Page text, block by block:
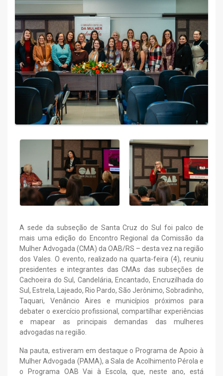
A sede da subseção de Santa Cruz do Sul foi palco de
mais uma edição do Encontro Regional da Comissão da
Mulher Advogada (CMA) da OAB/RS – desta vez na região
dos Vales. O evento, realizado na quarta-feira (4), reuniu
presidentes e integrantes das CMAs das subseções de
Cachoeira do Sul, Candelária, Encantado, Encruzilhada do
Sul, Estrela, Lajeado, Rio Pardo, São Jerônimo, Sobradinho,
Taquari, Venâncio Aires e municípios próximos para
debater o exercício profissional, compartilhar experiências
e mapear as principais demandas das mulheres
advogadas na região.
Na pauta, estiveram em destaque o Programa de Apoio à
Mulher Advogada (PAMA), a Sala de Acolhimento Pérola e
o Programa OAB Vai à Escola, que, neste ano, está